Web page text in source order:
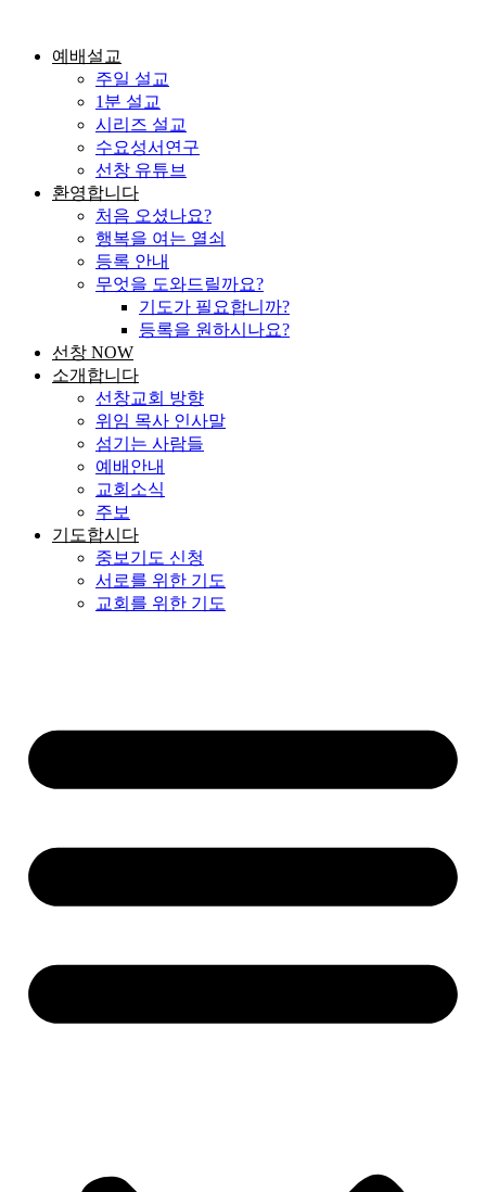
예배설교
주일 설교
1분 설교
시리즈 설교
수요성서연구
선창 유튜브
환영합니다
처음 오셨나요?
행복을 여는 열쇠
등록 안내
무엇을 도와드릴까요?
기도가 필요합니까?
등록을 원하시나요?
선창 NOW
소개합니다
선창교회 방향
위임 목사 인사말
섬기는 사람들
예배안내
교회소식
주보
기도합시다
중보기도 신청
서로를 위한 기도
교회를 위한 기도